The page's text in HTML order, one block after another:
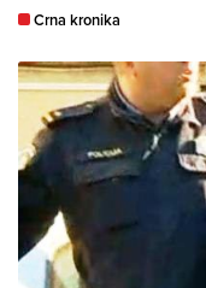
Crna kronika